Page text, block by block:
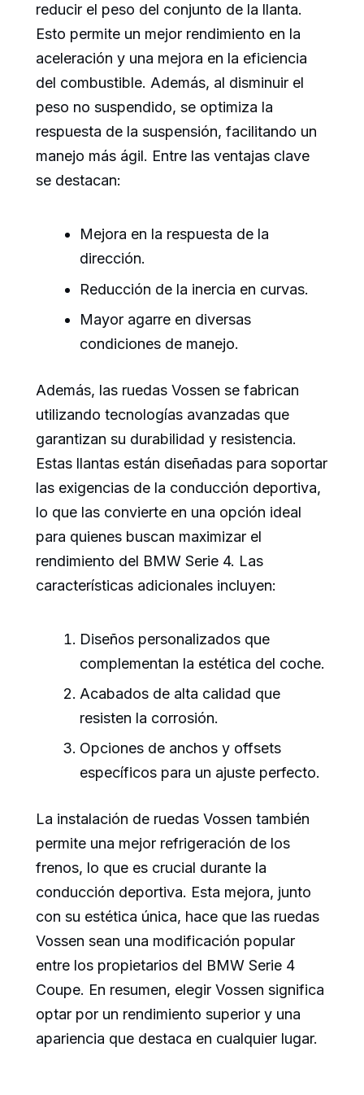
reducir el peso del conjunto de la llanta.
Esto permite un mejor rendimiento en la
aceleración y una mejora en la eficiencia
del combustible. Además, al disminuir el
peso no suspendido, se optimiza la
respuesta de la suspensión, facilitando un
manejo más ágil. Entre las ventajas clave
se destacan:
Mejora en la respuesta de la
dirección.
Reducción de la inercia en curvas.
Mayor agarre en diversas
condiciones de manejo.
Además, las ruedas Vossen se fabrican
utilizando tecnologías avanzadas que
garantizan su durabilidad y resistencia.
Estas llantas están diseñadas para soportar
las exigencias de la conducción deportiva,
lo que las convierte en una opción ideal
para quienes buscan maximizar el
rendimiento del BMW Serie 4. Las
características adicionales incluyen:
Diseños personalizados que
complementan la estética del coche.
Acabados de alta calidad que
resisten la corrosión.
Opciones de anchos y offsets
específicos para un ajuste perfecto.
La instalación de ruedas Vossen también
permite una mejor refrigeración de los
frenos, lo que es crucial durante la
conducción deportiva. Esta mejora, junto
con su estética única, hace que las ruedas
Vossen sean una modificación popular
entre los propietarios del BMW Serie 4
Coupe. En resumen, elegir Vossen significa
optar por un rendimiento superior y una
apariencia que destaca en cualquier lugar.